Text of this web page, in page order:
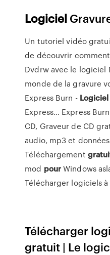
Logiciel
Un tutoriel vidéo
de découvrir
Dvdrw avec le logiciel
monde de la gravure
Express Burn - Logiciel
Express… Express
CD, Graveur de CD
audio, mp3 et
Téléchargement
mod pourWindows
Télécharger logiciels
Télécharger
gratuit | Le